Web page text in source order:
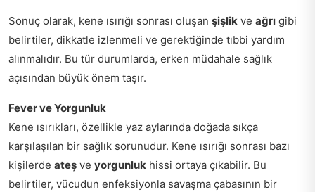
Sonuç olarak, kene ısırığı sonrası oluşan şişlik ve ağrı gibi
belirtiler, dikkatle izlenmeli ve gerektiğinde tıbbi yardım
alınmalıdır. Bu tür durumlarda, erken müdahale sağlık
açısından büyük önem taşır.
Fever ve Yorgunluk
Kene ısırıkları, özellikle yaz aylarında doğada sıkça
karşılaşılan bir sağlık sorunudur. Kene ısırığı sonrası bazı
kişilerde ateş ve yorgunluk hissi ortaya çıkabilir. Bu
belirtiler, vücudun enfeksiyonla savaşma çabasının bir